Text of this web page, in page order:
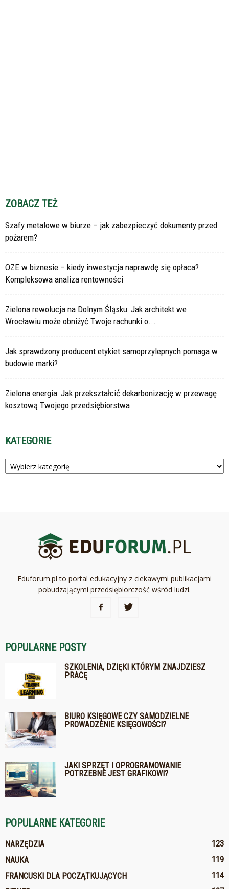
ZOBACZ TEŻ
Szafy metalowe w biurze – jak zabezpieczyć dokumenty przed
pożarem?
OZE w biznesie – kiedy inwestycja naprawdę się opłaca?
Kompleksowa analiza rentowności
Zielona rewolucja na Dolnym Śląsku: Jak architekt we
Wrocławiu może obniżyć Twoje rachunki o...
Jak sprawdzony producent etykiet samoprzylepnych pomaga w
budowie marki?
Zielona energia: Jak przekształcić dekarbonizację w przewagę
kosztową Twojego przedsiębiorstwa
KATEGORIE
Kategorie
Eduforum.pl to portal edukacyjny z ciekawymi publikacjami
pobudzającymi przedsiębiorczość wśród ludzi.
POPULARNE POSTY
SZKOLENIA, DZIĘKI KTÓRYM ZNAJDZIESZ
PRACĘ
BIURO KSIĘGOWE CZY SAMODZIELNE
PROWADZENIE KSIĘGOWOŚCI?
JAKI SPRZĘT I OPROGRAMOWANIE
POTRZEBNE JEST GRAFIKOWI?
POPULARNE KATEGORIE
NARZĘDZIA
123
NAUKA
119
FRANCUSKI DLA POCZĄTKUJĄCYCH
114